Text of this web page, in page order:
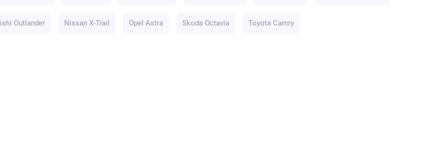
Outlander Nissan X-Trail Opel Astra Skoda Octavia Toyota Camry